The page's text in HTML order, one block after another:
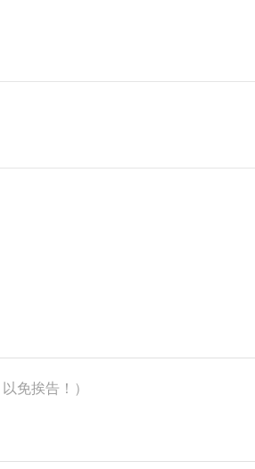
免挨告！）